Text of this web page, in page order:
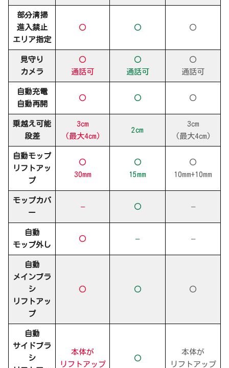
部分清掃
進入禁止
エリア指定
〇 〇 〇
見守り
カメラ
〇
通話可
〇
通話可
〇
通話可
自動充電
自動再開
〇 〇 〇
乗越え可能
段差
3cm
(最大4cm)
2cm
3cm
(最大4cm)
自動モップ
リフトアッ
プ
〇
30mm
〇
15mm
〇
10mm+10mm
モップカバ
ー
– 〇 –
自動
モップ外し
〇 – –
自動
メインブラ
シ
リフトアッ
プ
〇 〇 〇
自動
サイドブラ
シ
本体が
リフトアップ
〇
本体が
リフトアップ